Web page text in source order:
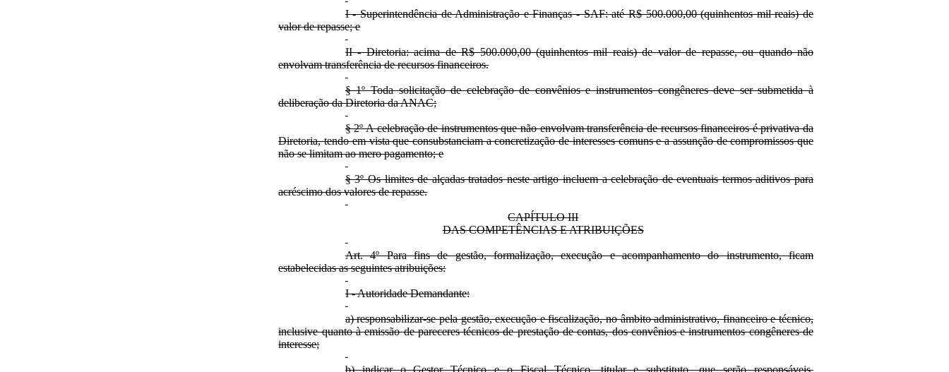
I - Superintendência de Administração e Finanças - SAF: até R$ 500.000,00 (quinhentos mil reais) de
valor de repasse; e
II - Diretoria: acima de R$ 500.000,00 (quinhentos mil reais) de valor de repasse, ou quando não
envolvam transferência de recursos financeiros.
§ 1º Toda solicitação de celebração de convênios e instrumentos congêneres deve ser submetida à
deliberação da Diretoria da ANAC;
§ 2º A celebração de instrumentos que não envolvam transferência de recursos financeiros é privativa da
Diretoria, tendo em vista que consubstanciam a concretização de interesses comuns e a assunção de compromissos que
não se limitam ao mero pagamento; e
§ 3º Os limites de alçadas tratados neste artigo incluem a celebração de eventuais termos aditivos para
acréscimo dos valores de repasse.
CAPÍTULO III
DAS COMPETÊNCIAS E ATRIBUIÇÕES
Art. 4º Para fins de gestão, formalização, execução e acompanhamento do instrumento, ficam
estabelecidas as seguintes atribuições:
I - Autoridade Demandante:
a) responsabilizar-se pela gestão, execução e fiscalização, no âmbito administrativo, financeiro e técnico,
inclusive quanto à emissão de pareceres técnicos de prestação de contas, dos convênios e instrumentos congêneres de
interesse;